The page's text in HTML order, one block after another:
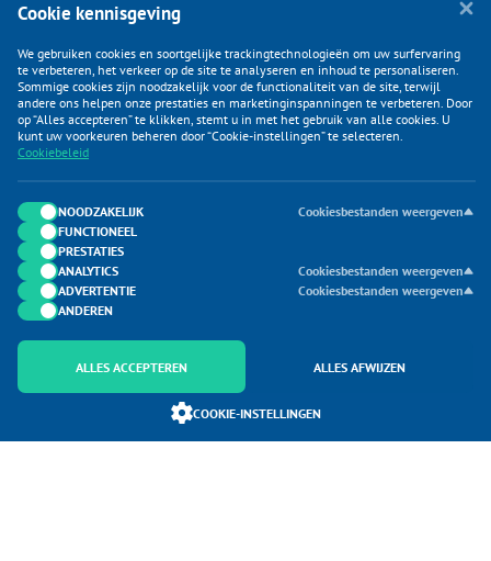
KLANTENSERVICE
CATEGORIEËN
DUIJVELAAR E-COMMERCE
CONTACTEN
Onderdeel van Duijvelaar E-commerce
SoloMono.net
Cookie kennisgeving
We gebruiken cookies en soortgelijke trackingtechnologieën om uw surfervaring
te verbeteren, het verkeer op de site te analyseren en inhoud te personaliseren.
Sommige cookies zijn noodzakelijk voor de functionaliteit van de site, terwijl
andere ons helpen onze prestaties en marketinginspanningen te verbeteren. Door
op “Alles accepteren” te klikken, stemt u in met het gebruik van alle cookies. U
kunt uw voorkeuren beheren door “Cookie-instellingen” te selecteren.
Cookiebeleid
NOODZAKELIJK
Cookiesbestanden weergeven
FUNCTIONEEL
PRESTATIES
ANALYTICS
Cookiesbestanden weergeven
ADVERTENTIE
Cookiesbestanden weergeven
ANDEREN
ALLES ACCEPTEREN ALLES AFWIJZEN
COOKIE-INSTELLINGEN